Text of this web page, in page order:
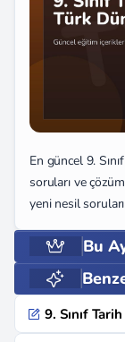
En güncel 9.
soruları ve
yeni nesil
Bu
9. Sınıf